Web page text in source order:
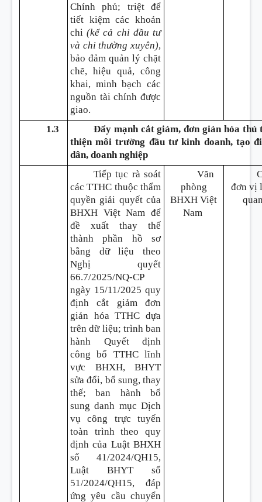
Chính phủ; triệt để
tiết kiệm các khoản
chi(kể cả chi đầu tư
và chi thường xuyên),
bảo đảm quản lý chặt
chẽ, hiệu quả, công
khai, minh bạch các
nguồn tài chính được
giao.
1.3
Đẩy mạnh cắt giảm, đơn giản hóa thủ
thiện môi trường đầu tư kinh doanh, tạo
dân, doanh nghiệp
Tiếp tục rà soát
các TTHC thuộc thẩm
quyền giải quyết của
BHXH Việt Nam để
đề xuất thay thế
thành phần hồ sơ
bằng dữ liệu theo
Nghị quyết
66.7/2025/NQ-CP
ngày 15/11/2025 quy
định cắt giảm đơn
giản hóa TTHC dựa
trên dữ liệu; trình ban
hành Quyết định
công bố TTHC lĩnh
vực BHXH, BHYT
sửa đổi, bổ sung, thay
thế; ban hành bổ
sung danh mục Dịch
vụ công trực tuyến
toàn trình theo quy
định của Luật BHXH
số 41/2024/QH15,
Luật BHYT số
51/2024/QH15, đáp
ứng yêu cầu chuyển
Văn
phòng
BHXH Việt
Nam
đơn vị